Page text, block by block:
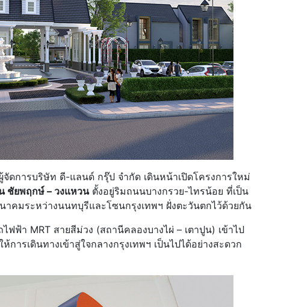
จัดการบริษัท ดี-แลนด์ กรุ๊ป จำกัด เดินหน้าเปิดโครงการใหม่
ชัยพฤกษ์ – วงแหวนตั้งอยู่ริมถนนบางกรวย-ไทรน้อย ที่เป็น
าคมระหว่างนนทบุรีและโซนกรุงเทพฯ ฝั่งตะวันตกไว้ด้วยกัน
ฟฟ้า MRT สายสีม่วง (สถานีคลองบางไผ่ – เตาปูน) เข้าไป
ารเดินทางเข้าสู่ใจกลางกรุงเทพฯ เป็นไปได้อย่างสะดวก